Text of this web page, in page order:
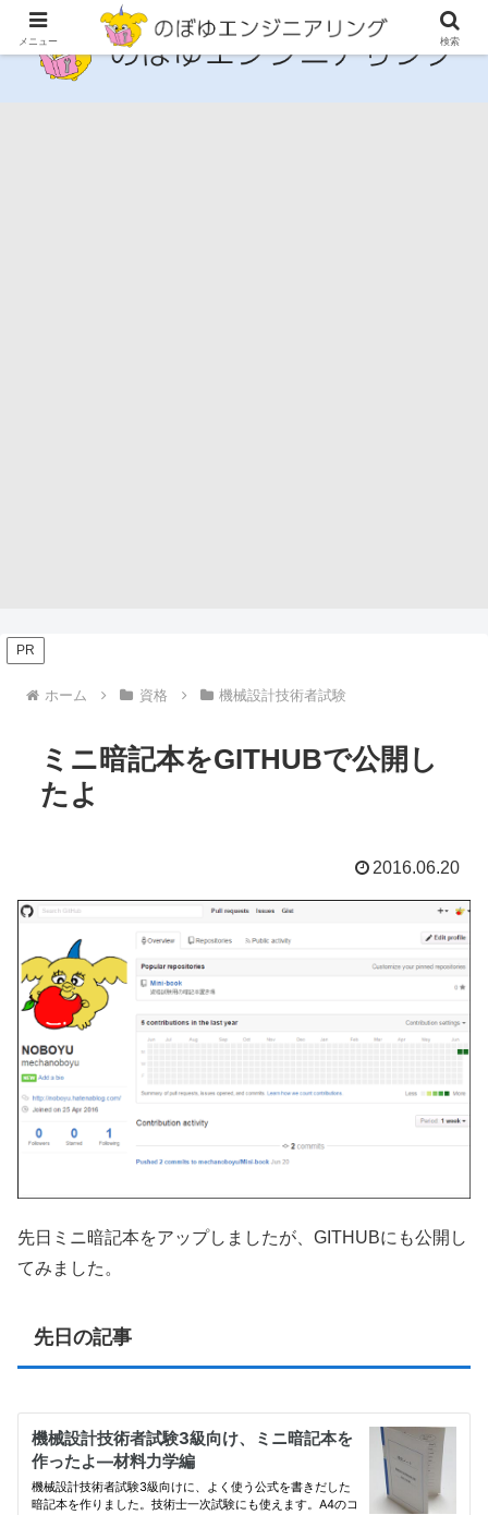
PR
ホーム 資格 機械設計技術者試験
ミニ暗記本をGITHUBで公開し
たよ
2016.06.20
先日ミニ暗記本をアップしましたが、GITHUBにも公開し
てみました。
先日の記事
メニュー 検索